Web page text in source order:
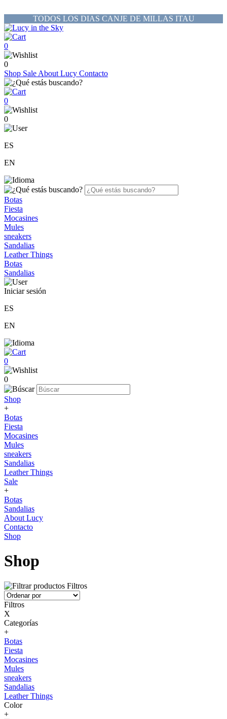
TODOS LOS DIAS CANJE DE MILLAS ITAU
0
0
Shop Sale About Lucy Contacto
0
0
ES
EN
Botas
Fiesta
Mocasines
Mules
sneakers
Sandalias
Leather Things
Botas
Sandalias
Iniciar sesión
ES
EN
0
0
Shop
+
Botas
Fiesta
Mocasines
Mules
sneakers
Sandalias
Leather Things
Sale
+
Botas
Sandalias
About Lucy
Contacto
Shop
Shop
Filtros
Filtros
X
Categorías
+
Botas
Fiesta
Mocasines
Mules
sneakers
Sandalias
Leather Things
Color
+